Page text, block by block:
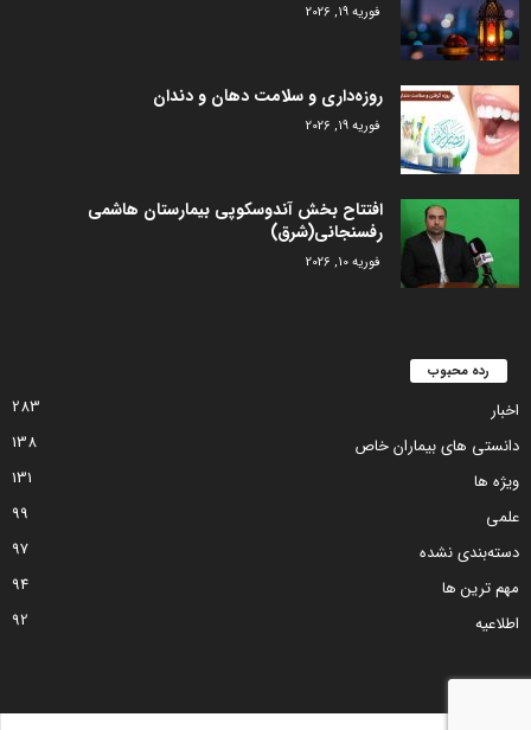
فوریه 19, 2026
روزه‌داری و سلامت دهان و دندان
فوریه 19, 2026
افتتاح بخش آندوسکوپی بیمارستان هاشمی
رفسنجانی(شرق)
فوریه 10, 2026
رده محبوب
اخبار
283
دانستی های بیماران خاص
138
ویژه ها
131
علمی
99
دسته‌بندی نشده
97
مهم ترین ها
94
اطلاعیه
92